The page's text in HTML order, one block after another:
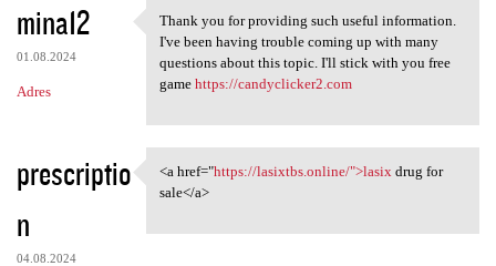
mina12
01.08.2024
Adres
Thank you for providing such
Thank you for providing such useful information.
I've been having trouble coming up with many
questions about this topic. I'll stick with you free
game https://candyclicker2.com
prescriptio
n
04.08.2024
<a href="https://lasixtbs
<a href="https://lasixtbs.online/">lasix drug for
sale</a>